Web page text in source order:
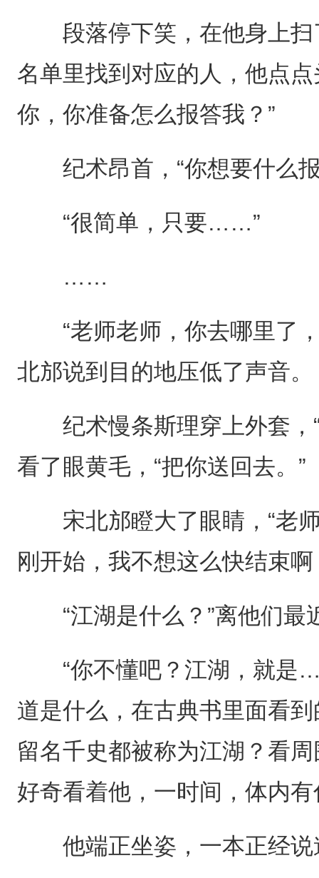
段落停下笑，在他身上扫
名单里找到对应的人，他点
你，你准备怎么报答我？”
纪术昂首，“你想要什么报
“很简单，只要……”
……
“老师老师，你去哪里了
北邡说到目的地压低了声音。
纪术慢条斯理穿上外套，“
看了眼黄毛，“把你送回去。”
宋北邡瞪大了眼睛，“老师
刚开始，我不想这么快结束啊
“江湖是什么？”离他们最
“你不懂吧？江湖，就是
道是什么，在古典书里面看
留名千史都被称为江湖？看
好奇看着他，一时间，体内
他端正坐姿，一本正经说